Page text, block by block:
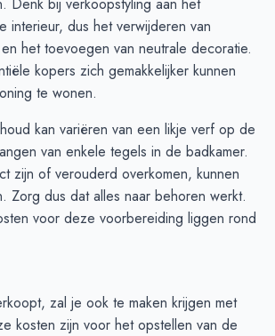
interieur, dus het verwijderen van
het toevoegen van neutrale decoratie.
kopers zich gemakkelijker kunnen
te wonen.
kan variëren van een likje verf op de
van enkele tegels in de badkamer.
zijn of verouderd overkomen, kunnen
Zorg dus dat alles naar behoren werkt.
voor deze voorbereiding liggen rond
zal je ook te maken krijgen met
kosten zijn voor het opstellen van de